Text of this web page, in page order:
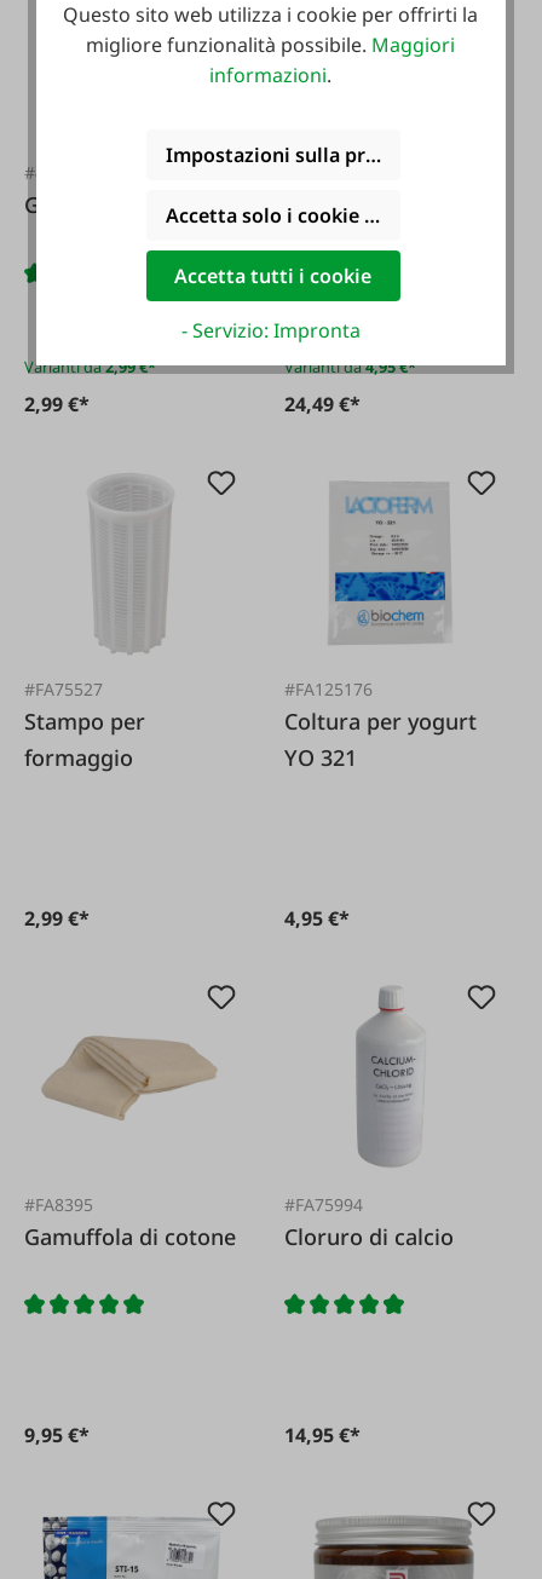
#43352
Gamuffola di cotone
Varianti da2,99 €*
2,99 €*
Misurino per
Varianti da4,95 €*
24,49 €*
#FA75527
Stampo per
formaggio
2,99 €*
#FA125176
Coltura per yogurt
YO 321
4,95 €*
#FA8395
Gamuffola di cotone
9,95 €*
#FA75994
Cloruro di calcio
14,95 €*
Questo sito web utilizza i cookie per offrirti la
migliore funzionalità possibile. Maggiori
informazioni.
Impostazioni sulla privacy
Accetta solo i cookie funzionali
Accetta tutti i cookie
- Servizio: Impronta